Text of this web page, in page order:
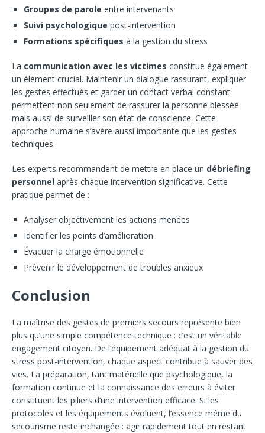
Groupes de parole entre intervenants
Suivi psychologique post-intervention
Formations spécifiques à la gestion du stress
La communication avec les victimes constitue également
un élément crucial. Maintenir un dialogue rassurant, expliquer
les gestes effectués et garder un contact verbal constant
permettent non seulement de rassurer la personne blessée
mais aussi de surveiller son état de conscience. Cette
approche humaine s’avère aussi importante que les gestes
techniques.
Les experts recommandent de mettre en place un débriefing
personnel après chaque intervention significative. Cette
pratique permet de :
Analyser objectivement les actions menées
Identifier les points d’amélioration
Évacuer la charge émotionnelle
Prévenir le développement de troubles anxieux
Conclusion
La maîtrise des gestes de premiers secours représente bien
plus qu’une simple compétence technique : c’est un véritable
engagement citoyen. De l’équipement adéquat à la gestion du
stress post-intervention, chaque aspect contribue à sauver des
vies. La préparation, tant matérielle que psychologique, la
formation continue et la connaissance des erreurs à éviter
constituent les piliers d’une intervention efficace. Si les
protocoles et les équipements évoluent, l’essence même du
secourisme reste inchangée : agir rapidement tout en restant